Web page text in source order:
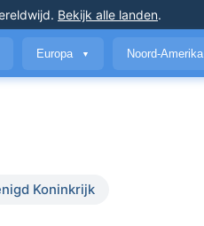
. Bekijk alle landen.
Europa ▼ Noord-Amerika
Koninkrijk